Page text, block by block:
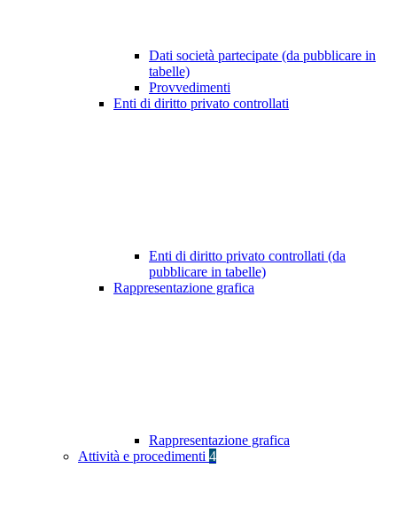
Dati società partecipate (da pubblicare in
tabelle)
Provvedimenti
Enti di diritto privato controllati
Enti di diritto privato controllati (da
pubblicare in tabelle)
Rappresentazione grafica
Rappresentazione grafica
Attività e procedimenti 4